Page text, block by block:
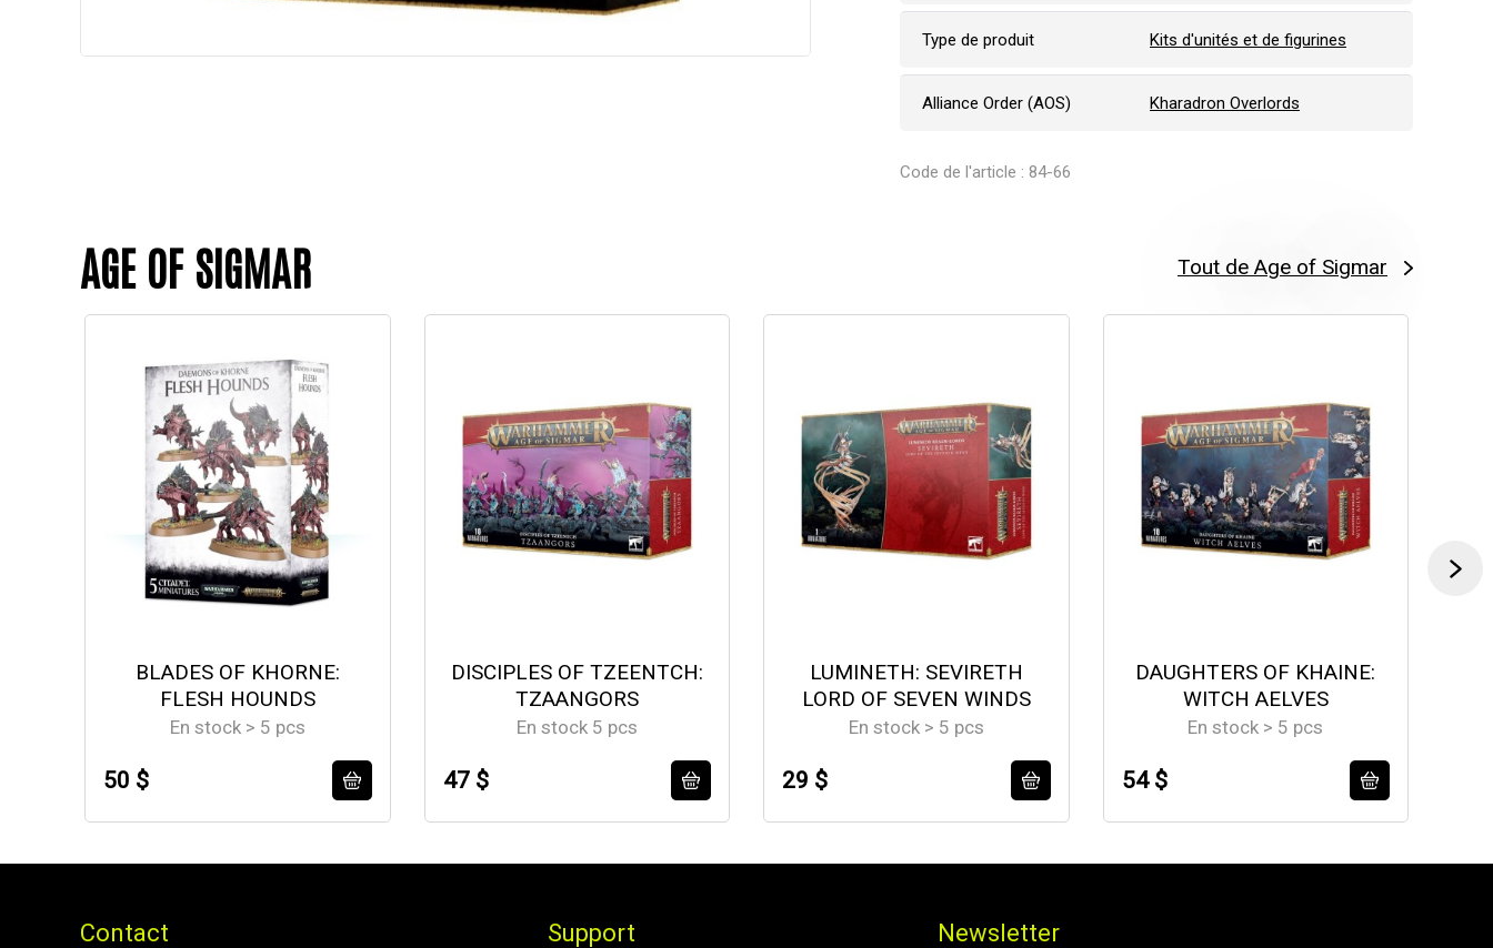
Type de produit Kits d'unités et de figurines
Alliance Order (AOS) Kharadron Overlords
Code de l'article : 84-66
AGE OF SIGMAR Tout de Age of Sigmar
BLADES OF KHORNE:
FLESH HOUNDS
En stock > 5 pcs
50 $
DISCIPLES OF TZEENTCH:
TZAANGORS
En stock 5 pcs
47 $
LUMINETH: SEVIRETH
LORD OF SEVEN WINDS
En stock > 5 pcs
29 $
DAUGHTERS OF KHAINE:
WITCH AELVES
En stock > 5 pcs
54 $
Contact Support Newsletter